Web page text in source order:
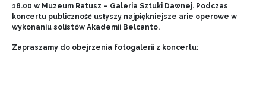
18.00 w Muzeum Ratusz – Galeria Sztuki Dawnej. Podczas
koncertu publiczność usłyszy najpiękniejsze arie operowe w
wykonaniu solistów Akademii Belcanto.
Zapraszamy do obejrzenia fotogalerii z koncertu: